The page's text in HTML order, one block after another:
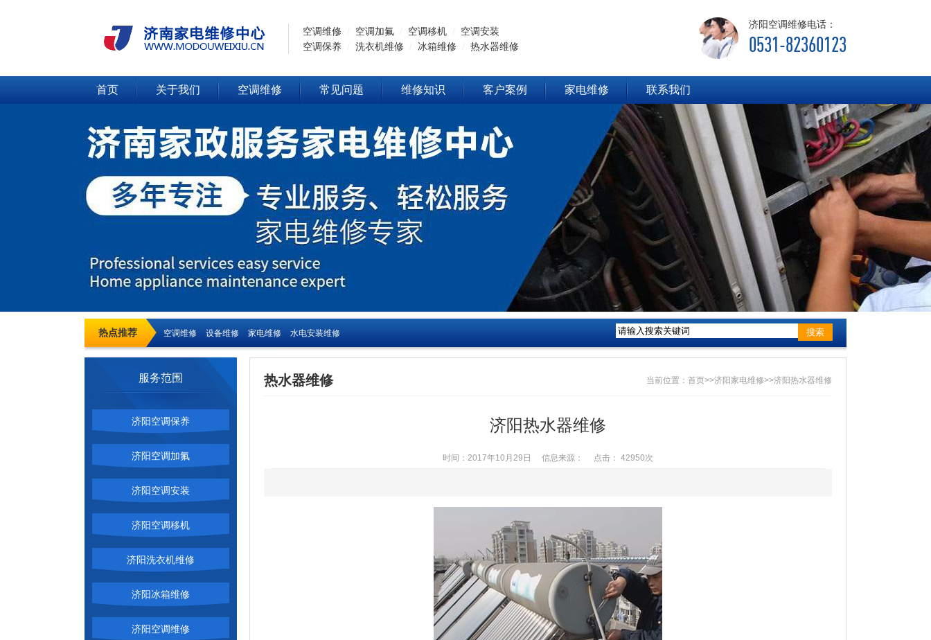
空调维修 空调加氟 空调移机
空调安装
空调保养
洗衣机维修 冰箱维修 热水器维修
济阳空调维修电话：
0531-82360123
首页 关于我们 空调维修 常见问题 维修知识 客户案例 家电维修 联系我们
热点推荐 空调维修 设备维修 家电维修 水电安装维修 搜索
服务范围
济阳空调保养
济阳空调加氟
济阳空调安装
济阳空调移机
济阳洗衣机维修
济阳冰箱维修
济阳空调维修
当前位置： 首页>>济阳家电维修>>济阳热水器维修
热水器维修
济阳热水器维修
时间：2017年10月29日 信息来源： 点击： 42950次